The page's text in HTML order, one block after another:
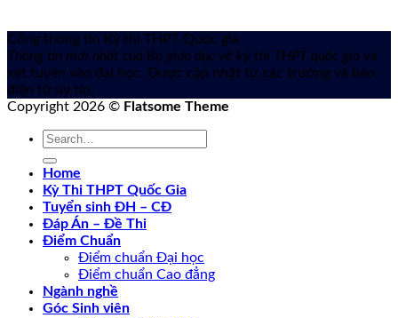
Cổng thông tin Kỳ thi THPT Quốc gia
Thông tin mới nhất của Bộ giáo dục về kỳ thi THPT quốc gia và
xét tuyển vào đại học. Được cập nhật từ các trường và báo
điện tử uy tín.
Copyright 2026 © Flatsome Theme
Home
Kỳ Thi THPT Quốc Gia
Tuyển sinh ĐH – CĐ
Đáp Án – Đề Thi
Điểm Chuẩn
Điểm chuẩn Đại học
Điểm chuẩn Cao đẳng
Ngành nghề
Góc Sinh viên